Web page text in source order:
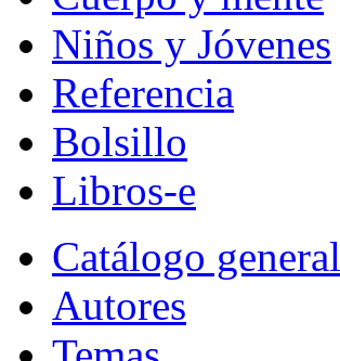
Niños y Jóvenes
Referencia
Bolsillo
Libros-e
Catálogo general
Autores